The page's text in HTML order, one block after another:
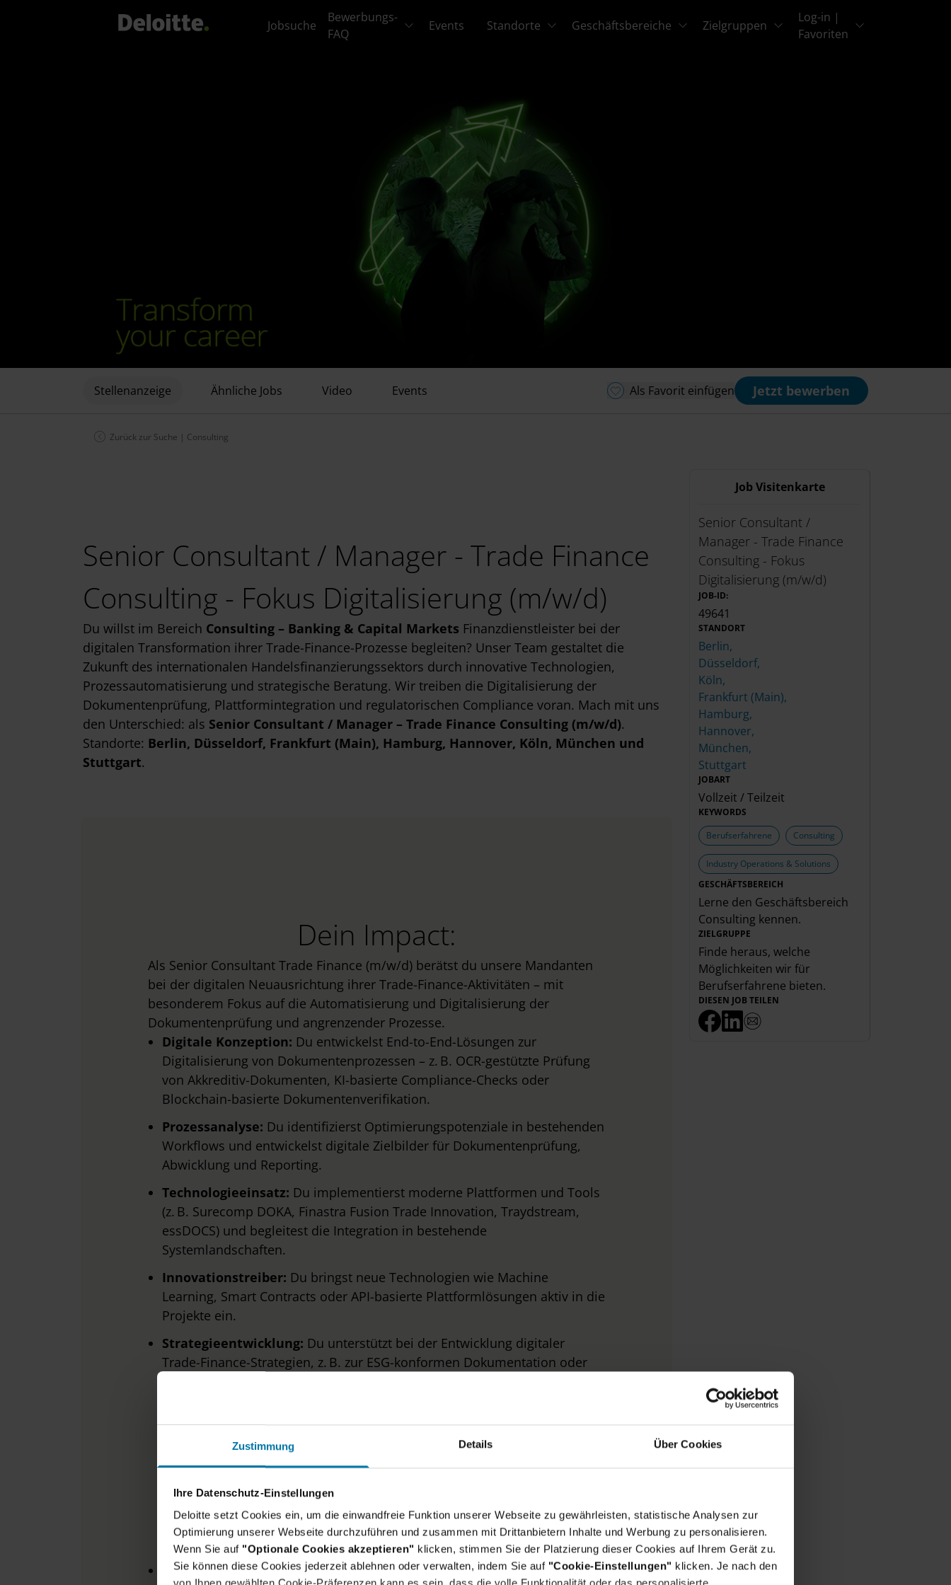
Zustimmung Details Über Cookies
Ihre Datenschutz-Einstellungen
Deloitte setzt Cookies ein, um die einwandfreie Funktion unserer Webseite zu gewährleisten, statistische Analysen zur
Optimierung unserer Webseite durchzuführen und zusammen mit Drittanbietern Inhalte und Werbung zu personalisieren.
Wenn Sie auf "Optionale Cookies akzeptieren" klicken, stimmen Sie der Platzierung dieser Cookies auf Ihrem Gerät zu.
Sie können diese Cookies jederzeit ablehnen oder verwalten, indem Sie auf "Cookie-Einstellungen" klicken. Je nach den
Jobsuche
Bewerbungs-
FAQ
Events Standorte Geschäftsbereiche Zielgruppen
Log-in |
Favoriten
Stellenanzeige Ähnliche Jobs Video Events Als Favorit einfügen Jetzt bewerben
Zurück zur Suche | Consulting
Senior Consultant / Manager - Trade Finance
Consulting - Fokus Digitalisierung (m/w/d)
Du willst im Bereich Consulting – Banking & Capital Markets Finanzdienstleister bei der
digitalen Transformation ihrer Trade-Finance-Prozesse begleiten? Unser Team gestaltet die
Zukunft des internationalen Handelsfinanzierungssektors durch innovative Technologien,
Prozessautomatisierung und strategische Beratung. Wir treiben die Digitalisierung der
Dokumentenprüfung, Plattformintegration und regulatorischen Compliance voran. Mach mit uns
den Unterschied: als Senior Consultant / Manager – Trade Finance Consulting (m/w/d).
Standorte: Berlin, Düsseldorf, Frankfurt (Main), Hamburg, Hannover, Köln, München und
Stuttgart.
Dein Impact:
Als Senior Consultant Trade Finance (m/w/d) berätst du unsere Mandanten
bei der digitalen Neuausrichtung ihrer Trade-Finance-Aktivitäten – mit
besonderem Fokus auf die Automatisierung und Digitalisierung der
Dokumentenprüfung und angrenzender Prozesse.
Digitale Konzeption: Du entwickelst End-to-End-Lösungen zur
Digitalisierung von Dokumentenprozessen – z. B. OCR-gestützte Prüfung
von Akkreditiv-Dokumenten, KI-basierte Compliance-Checks oder
Blockchain-basierte Dokumentenverifikation.
Prozessanalyse: Du identifizierst Optimierungspotenziale in bestehenden
Workflows und entwickelst digitale Zielbilder für Dokumentenprüfung,
Abwicklung und Reporting.
Technologieeinsatz: Du implementierst moderne Plattformen und Tools
(z. B. Surecomp DOKA, Finastra Fusion Trade Innovation, Traydstream,
essDOCS) und begleitest die Integration in bestehende
Systemlandschaften.
Innovationstreiber: Du bringst neue Technologien wie Machine
Learning, Smart Contracts oder API-basierte Plattformlösungen aktiv in die
Projekte ein.
Strategieentwicklung: Du unterstützt bei der Entwicklung digitaler
Trade-Finance-Strategien, z. B. zur ESG-konformen Dokumentation oder
Dein Skillset:
Abgeschlossenes Studium der
Job Visitenkarte
Senior Consultant /
Manager - Trade Finance
Consulting - Fokus
Digitalisierung (m/w/d)
JOB-ID:
49641
STANDORT
Berlin,
Düsseldorf,
Köln,
Frankfurt (Main),
Hamburg,
Hannover,
München,
Stuttgart
JOBART
Vollzeit / Teilzeit
KEYWORDS
Berufserfahrene
Consulting
Industry Operations & Solutions
GESCHÄFTSBEREICH
Lerne den Geschäftsbereich
Consulting kennen.
ZIELGRUPPE
Finde heraus, welche
Möglichkeiten wir für
Berufserfahrene bieten.
DIESEN JOB TEILEN